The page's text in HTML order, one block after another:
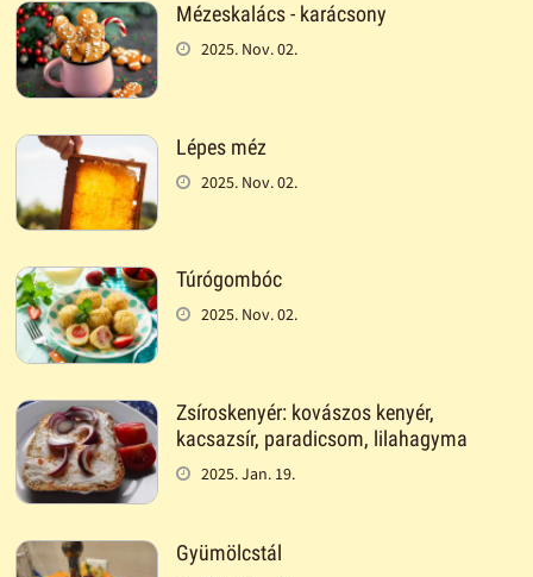
Mézeskalács - karácsony
2025. Nov. 02.
Lépes méz
2025. Nov. 02.
Túrógombóc
2025. Nov. 02.
Zsíroskenyér: kovászos kenyér,
kacsazsír, paradicsom, lilahagyma
2025. Jan. 19.
Gyümölcstál